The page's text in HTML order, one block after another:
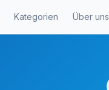
Kategorien Über uns